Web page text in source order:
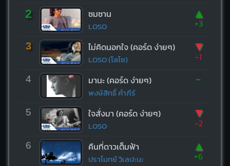
2 ซมซาน
LOSO
▲
+3
3 ไม่คิดนอกใจ (คอร์ด ง่ายๆ)
LOSO (โลโซ)
▼
-1
4 มานะ (คอร์ด ง่ายๆ)
พงษ์สิทธิ์ คำภีร์
-
5 ใจสั่งมา (คอร์ด ง่ายๆ)
LOSO
▼
-2
6 คืนที่ดาวเต็มฟ้า
ปราโมทย์ วิเลปะนะ
▲
+6